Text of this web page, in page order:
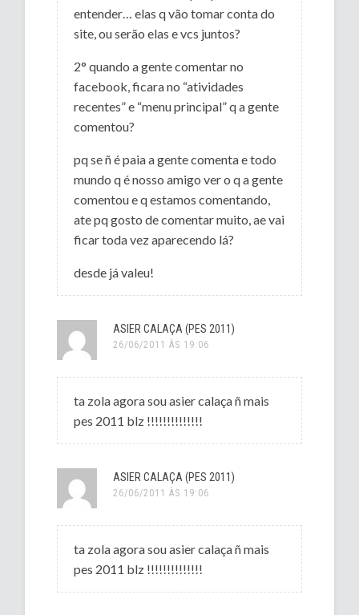
entender… elas q vão tomar conta do
site, ou serão elas e vcs juntos?
2° quando a gente comentar no
facebook, ficara no “atividades
recentes” e “menu principal” q a gente
comentou?
pq se ñ é paia a gente comenta e todo
mundo q é nosso amigo ver o q a gente
comentou e q estamos comentando,
ate pq gosto de comentar muito, ae vai
ficar toda vez aparecendo lá?
desde já valeu!
ASIER CALAÇA (PES 2011)
26/06/2011 ÀS 19:06
ta zola agora sou asier calaça ñ mais
pes 2011 blz !!!!!!!!!!!!!!
ASIER CALAÇA (PES 2011)
26/06/2011 ÀS 19:06
ta zola agora sou asier calaça ñ mais
pes 2011 blz !!!!!!!!!!!!!!